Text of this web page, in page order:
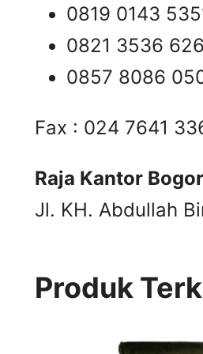
0819 0143
0821 3536
0857 8086
Fax : 024 7641
Raja Kantor Bogor
Jl. KH. Abdullah
Produk